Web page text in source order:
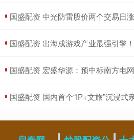
国盛配资 中光防雷股价两个交易日
国盛配资 出海成游戏产业最强引擎！各地相继
国盛配资 宏盛华源：预中标南方电
国盛配资 国内首个“IP+文旅”沉浸式亲